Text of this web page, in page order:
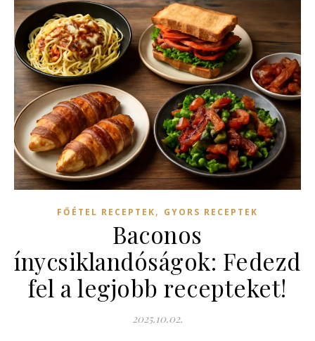
FŐÉTEL RECEPTEK, GYORS RECEPTEK
Baconos
ínycsiklandóságok: Fedezd
fel a legjobb recepteket!
2025.10.02.